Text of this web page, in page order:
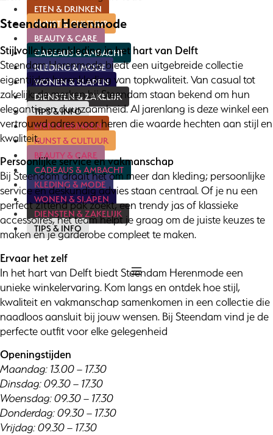
ETEN & DRINKEN
KUNST & CULTUUR
BEAUTY & CARE
CADEAUS & AMBACHT
KLEDING & MODE
WONEN & SLAPEN
DIENSTEN & ZAKELIJK
TIPS & INFO
ETEN & DRINKEN
KUNST & CULTUUR
BEAUTY & CARE
CADEAUS & AMBACHT
KLEDING & MODE
WONEN & SLAPEN
DIENSTEN & ZAKELIJK
TIPS & INFO
Steendam Herenmode
Stijlvolle herenkleding in het hart van Delft
Steendam Herenmode biedt een uitgebreide collectie
eigentijdse herenkleding van topkwaliteit. Van casual tot
zakelijk: de merken bij Steendam staan bekend om hun
elegantie en duurzaamheid. Al jarenlang is deze winkel een
vertrouwd adres voor heren die waarde hechten aan stijl en
kwaliteit.
Persoonlijke service en vakmanschap
Bij Steendam draait het om meer dan kleding; persoonlijke
service en deskundig advies staan centraal. Of je nu een
perfect zittend pak zoekt, een trendy jas of klassieke
accessoires, het team helpt je graag om de juiste keuzes te
maken en je garderobe compleet te maken.
Ervaar het zelf
In het hart van Delft biedt Steendam Herenmode een
unieke winkelervaring. Kom langs en ontdek hoe stijl,
kwaliteit en vakmanschap samenkomen in een collectie die
naadloos aansluit bij jouw wensen. Bij Steendam vind je de
perfecte outfit voor elke gelegenheid
Openingstijden
Maandag: 13.00 – 17.30
Dinsdag: 09.30 – 17.30
Woensdag: 09.30 – 17.30
Donderdag: 09.30 – 17.30
Vrijdag: 09.30 – 17.30